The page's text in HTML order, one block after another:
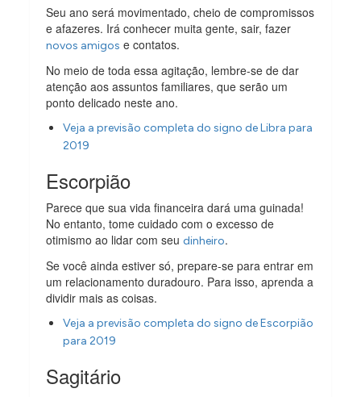
Seu ano será movimentado, cheio de compromissos
e afazeres. Irá conhecer muita gente, sair, fazer
novos amigos e contatos.
No meio de toda essa agitação, lembre-se de dar
atenção aos assuntos familiares, que serão um
ponto delicado neste ano.
Veja a previsão completa do signo de Libra para
2019
Escorpião
Parece que sua vida financeira dará uma guinada!
No entanto, tome cuidado com o excesso de
otimismo ao lidar com seudinheiro.
Se você ainda estiver só, prepare-se para entrar em
um relacionamento duradouro. Para isso, aprenda a
dividir mais as coisas.
Veja a previsão completa do signo de Escorpião
para 2019
Sagitário